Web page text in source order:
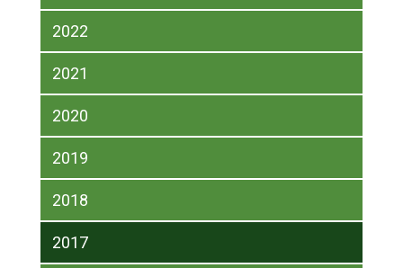
2022
2021
2020
2019
2018
2017